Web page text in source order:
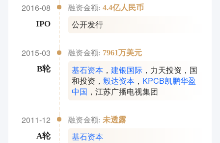
2016-08
IPO
融资金额: 4.4亿人民币
公开发行
2015-03
B轮
融资金额: 7961万美元
基石资本 ，建银国际 ， 力天投资 ， 国
和投资 ，毅达资本 ， KPCB凯鹏华盈
中国 ，江苏广播电视集团
2011-12
A轮
融资金额: 未透露
基石资本